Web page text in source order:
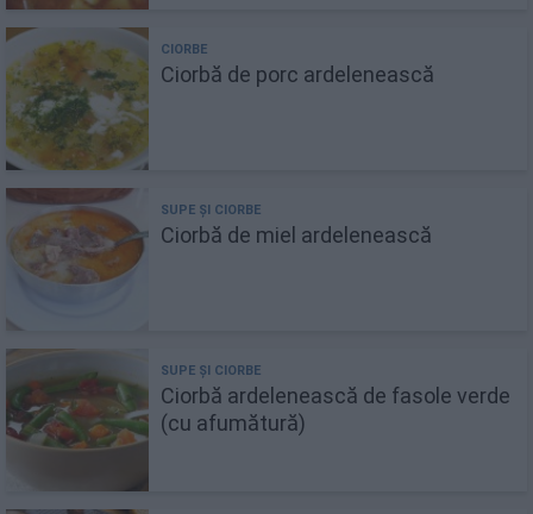
Ciorbă de porc ardelenească
Ciorbă de miel ardelenească
Ciorbă ardelenească de fasole verde
(cu afumătură)